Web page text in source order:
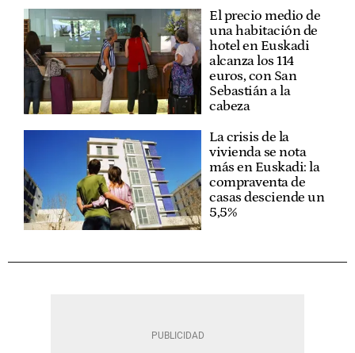
El precio medio de
una habitación de
hotel en Euskadi
alcanza los 114
euros, con San
Sebastián a la
cabeza
La crisis de la
vivienda se nota
más en Euskadi: la
compraventa de
casas desciende un
5,5%